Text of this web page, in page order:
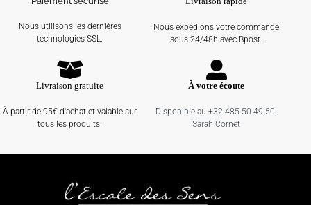
Nous utilisons les dernières
technologies SSL.
Nous expédions votre commande
sous 24/48h avec Bpost.
Livraison gratuite
À partir de 95€ d'achat et valable sur
tous les produits.
À votre écoute
Disponible au +32 485.50.49.50.
Sarah Cornet